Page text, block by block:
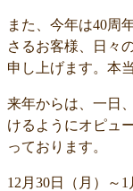
また、今年は40周
さるお客様、日々
申し上げます。本
来年からは、一日
けるようにオピュ
っております。
12月30日（月）～